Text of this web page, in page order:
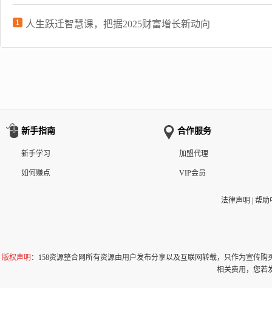
1 人生跃迁智慧课，把据2025财富增长新动向
新手指南
新手学习
如何赚点
合作服务
加盟代理
VIP会员
法律声明 帮助
版权声明 ：158资源整合网所有资源由用户发布分享以及互联网转载，只作为宣传
相关费用，您若